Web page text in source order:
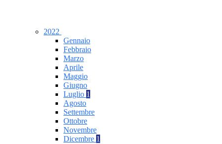
2022
Gennaio
Febbraio
Marzo
Aprile
Maggio
Giugno
Luglio 1
Agosto
Settembre
Ottobre
Novembre
Dicembre 1